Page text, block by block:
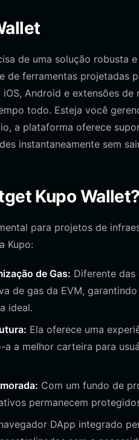
de uma solução robusta
de ferramentas projetadas
Android e extensões
todo. Esteja você
a plataforma oferece
instantaneamente sem
Kupo Wallet?
para projetos de
Kupo:
de Gas: Diferente
de gas da EVM,
ideal.
Ela oferece uma
a melhor carteira para
Com um fundo de
permanecem
DApp integrado